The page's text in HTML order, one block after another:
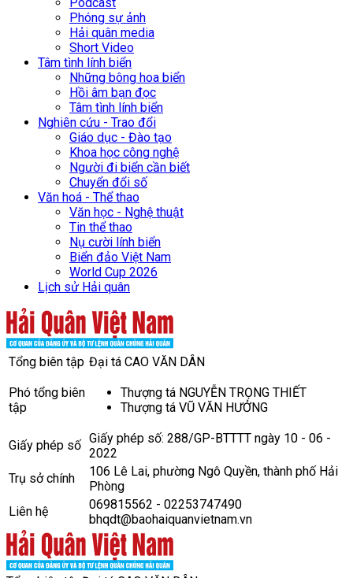
Phóng sự ảnh
Hải quân media
Short Video
Tâm tình lính biển
Những bông hoa biển
Hồi âm bạn đọc
Tâm tình lính biển
Nghiên cứu - Trao đổi
Giáo dục - Đào tạo
Khoa học công nghệ
Người đi biển cần biết
Chuyển đổi số
Văn hoá - Thể thao
Văn học - Nghệ thuật
Tin thể thao
Nụ cười lính biển
Biển đảo Việt Nam
World Cup 2026
Lịch sử Hải quân
Tổng biên tập Đại tá CAO VĂN DÂN
Phó tổng biên
tập
Thượng tá NGUYỄN TRỌNG THIẾT
Thượng tá VŨ VĂN HƯỞNG
Giấy phép số Giấy phép số: 288/GP-BTTTT ngày 10 - 06 -
2022
Trụ sở chính
106 Lê Lai, phường Ngô Quyền, thành phố Hải
Phòng
Liên hệ
069815562 - 02253747490
bhqdt@baohaiquanvietnam.vn